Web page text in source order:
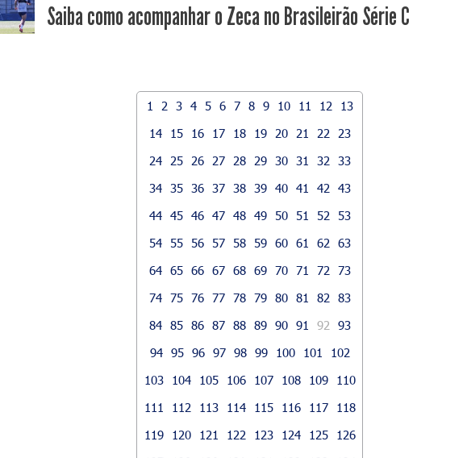
Saiba como acompanhar o Zeca no Brasileirão Série C
1 2 3 4 5 6 7 8 9 10 11 12
13
14
15 16 17 18 19 20 21 22
23
24
25 26 27 28 29 30 31 32
33
34 35 36 37 38 39 40 41 42
43
44 45 46 47 48 49 50 51 52
53
54 55 56 57 58 59 60 61 62
63
64 65 66 67 68 69 70 71 72
73
74 75 76 77 78 79 80 81 82
83
84 85 86 87 88 89 90 91 92
93
94 95 96 97 98 99 100 101
102
103
104 105 106 107 108 109
110
111
112 113 114 115 116 117
118
119
120 121 122 123 124 125
126